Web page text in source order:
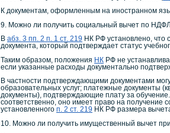
К документам, оформленным на иностранном
9. Можно ли получить социальный вычет по
В абз. 3 пп. 2 п. 1 ст. 219 НК РФ установлено, что
документа, который подтверждает статус
Таким образом, положения НК РФ не
если указанные расходы документально
В частности подтверждающими документами
образовательных услуг; платежные документы
документы), подтверждающие плату за
соответственно, оно имеет право на получение
установленного п. 2 ст. 219 НК РФ размера
10. Можно ли получить имущественный вычет